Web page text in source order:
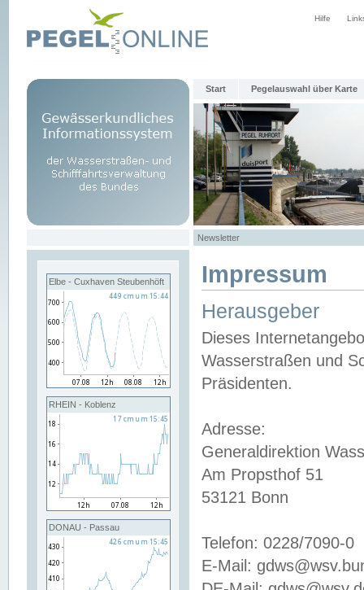
Hilfe
Start Pegelauswahl über Karte
Newsletter
Elbe - Cuxhaven Steubenhöft
RHEIN - Koblenz
DONAU - Passau
Impressum
Herausgeber
Dieses
Wasserstraßen und
Präsidenten.
Adresse:
Generaldirektion
Am Propsthof 51
53121 Bonn
Telefon: 0228/7090-0
E-Mail: